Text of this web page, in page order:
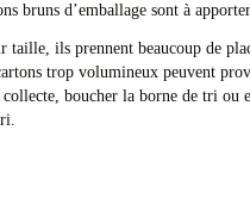
bruns d’emballage sont à
taille, ils prennent beaucoup de
trop volumineux peuvent
boucher la borne de tri ou